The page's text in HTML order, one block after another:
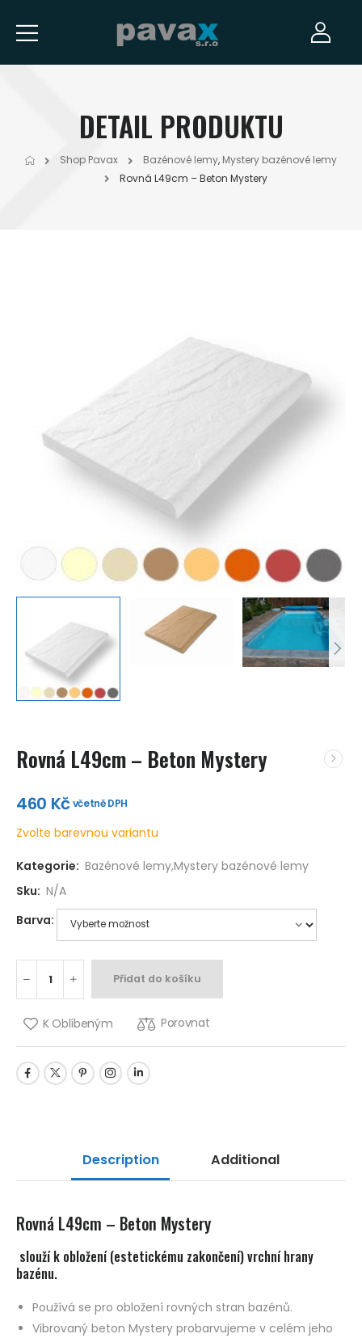
DETAIL PRODUKTU
Shop Pavax Bazénové lemy, Mystery bazénové lemy
Rovná L49cm – Beton Mystery
Rovná L49cm – Beton Mystery
460 Kčvčetně DPH
Zvolte barevnou variantu
Kategorie: Bazénové lemy,Mystery bazénové lemy
Sku: N/A
Barva:
Přidat do košíku
K Oblíbeným Porovnat
Description Additional
Rovná L49cm – Beton Mystery
slouží k obložení (estetickému zakončení) vrchní hrany
bazénu.
Používá se pro obložení rovných stran bazénů.
Vibrovaný beton Mystery probarvujeme v celém jeho